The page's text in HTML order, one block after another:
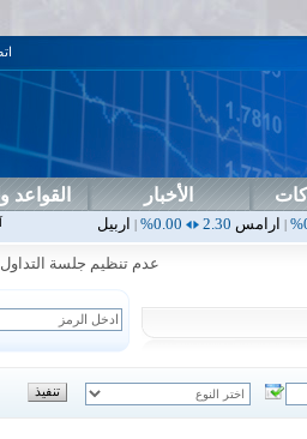
الأخبار القواعد
|اربيل 0.00
عدم تنظيم جلسة التداول ليوم